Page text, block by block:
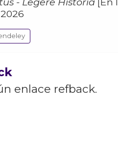
2026
enlace refback.